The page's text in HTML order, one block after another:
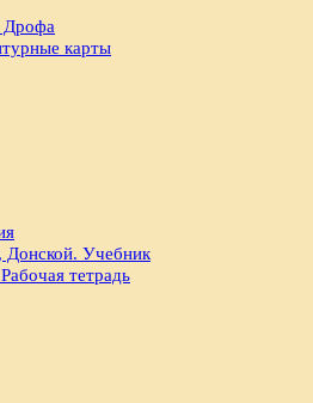
Дрофа
карты
Донской. Учебник
тетрадь